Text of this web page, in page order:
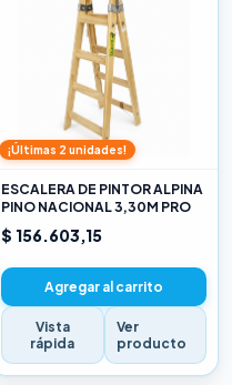
¡Últimas 2 unidades!
ESCALERA DE PINTOR ALPINA
PINO NACIONAL 3,30M PRO
$ 156.603,15
Agregar al carrito
Vista
rápida
Ver
producto